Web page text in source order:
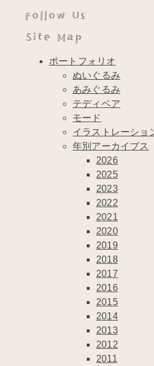
Follow Us
Site Map
ポートフォリオ
ぬいぐるみ
あみぐるみ
テディベア
モード
イラストレーショ
年別アーカイブス
2026
2025
2023
2022
2021
2020
2019
2018
2017
2016
2015
2014
2013
2012
2011